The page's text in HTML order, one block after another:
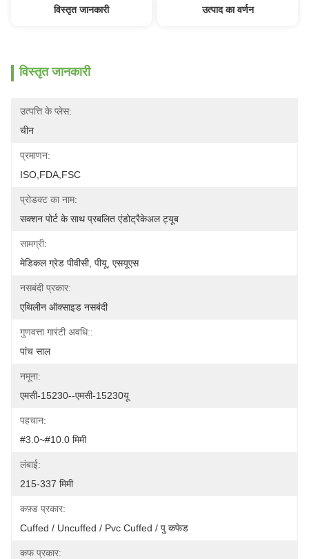
विस्तृत जानकारी उत्पाद का वर्णन
विस्तृत जानकारी
उत्पत्ति के प्लेस:
चीन
प्रमाणन:
ISO,FDA,FSC
प्रोडक्ट का नाम:
सक्शन पोर्ट के साथ प्रबलित एंडोट्रैकेअल ट्यूब
सामग्री:
मेडिकल ग्रेड पीवीसी, पीयू, एसयूएस
नसबंदी प्रकार:
एथिलीन ऑक्साइड नसबंदी
गुणवत्ता गारंटी अवधि::
पांच साल
नमूना:
एमसी-15230--एमसी-15230यू
पहचान:
#3.0~#10.0 मिमी
लंबाई:
215-337 मिमी
कफ़्ड प्रकार:
Cuffed / Uncuffed / Pvc Cuffed / पु कफेड
कफ प्रकार: